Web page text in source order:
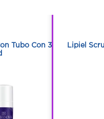
Tubo Con 30
Lipiel